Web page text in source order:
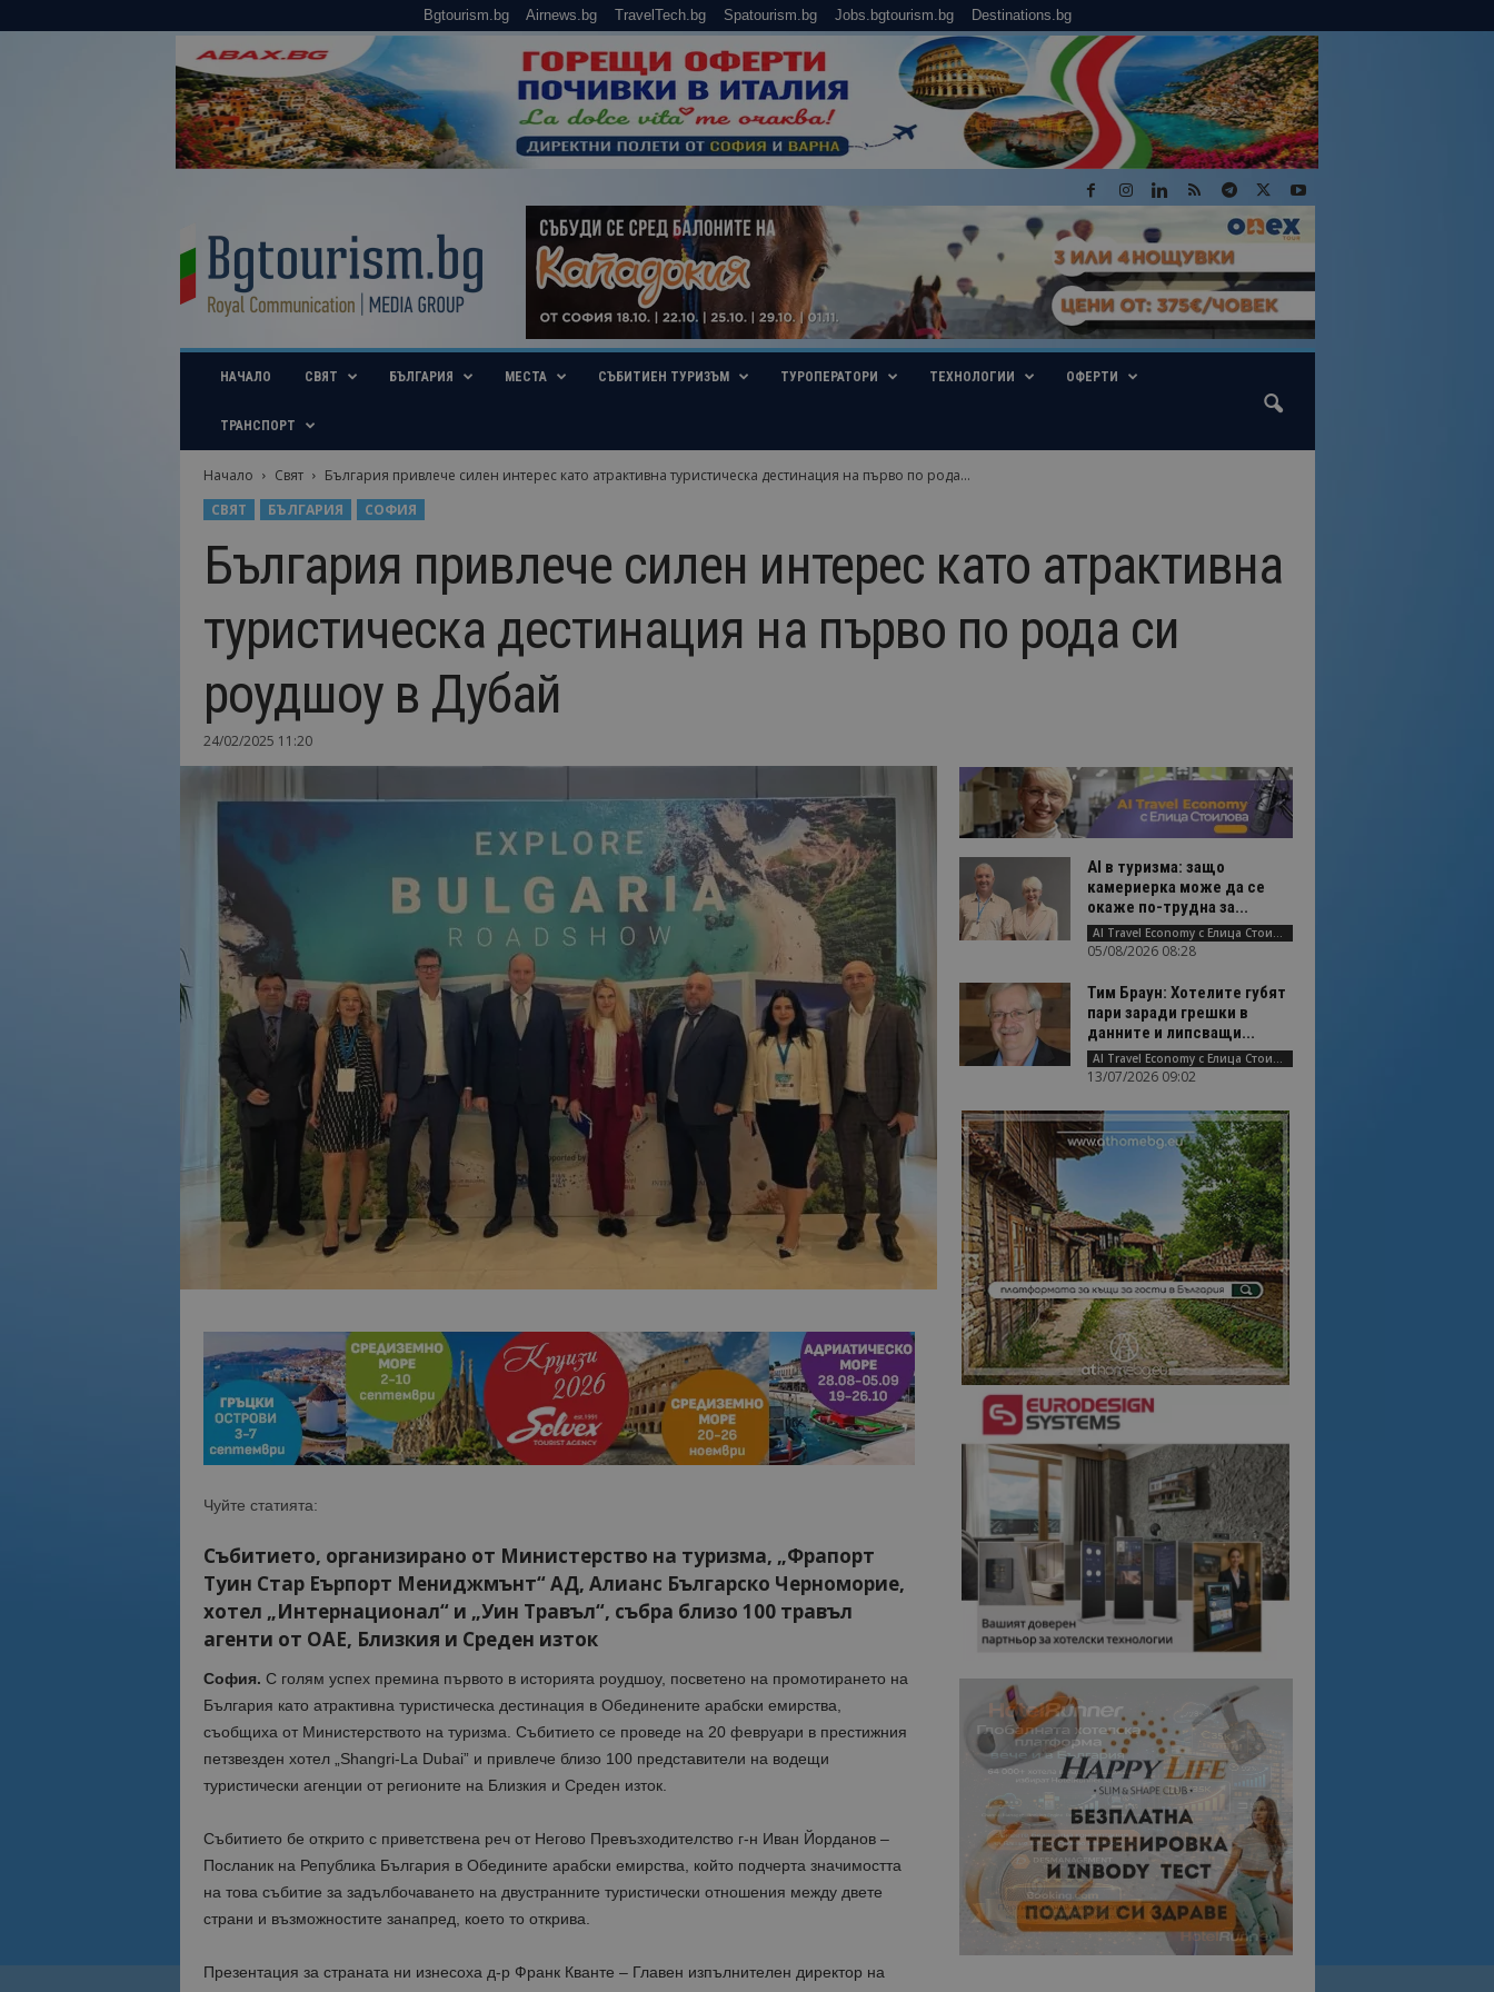
Bgtourism.bg Airnews.bg TravelTech.bg Spatourism.bg Jobs.bgtourism.bg Destinations.bg
u
i
b
а
!
НАЧАЛО СВЯТ БЪЛГАРИЯ МЕСТА СЪБИТИЕН ТУРИЗЪМ ТУРОПЕРАТОРИ ТЕХНОЛОГИИ ОФЕРТИ
ТРАНСПОРТ
Начало Свят
България привлече силен интерес като атрактивна туристическа дестинация на първо по рода...
СВЯТ
БЪЛГАРИЯ СОФИЯ
България привлече силен интерес като атрактивна
туристическа дестинация на първо по рода си
роудшоу в Дубай
24/02/2025 11:20
Чуйте статията:
Събитието, организирано от Министерство на туризма, „Фрапорт
Туин Стар Еърпорт Мениджмънт“ АД, Алианс Българско Черноморие,
хотел „Интернационал“ и „Уин Травъл“, събра близо 100 травъл
агенти от ОАЕ, Близкия и Среден изток
София. С голям успех премина първото в историята роудшоу, посветено на промотирането на
България като атрактивна туристическа дестинация в Обединените арабски емирства,
съобщиха от Министерството на туризма. Събитието се проведе на 20 февруари в престижния
петзвезден хотел „Shangri-La Dubai” и привлече близо 100 представители на водещи
туристически агенции от регионите на Близкия и Среден изток.
Събитието бе открито с приветствена реч от Негово Превъзходителство г-н Иван Йорданов –
Посланик на Република България в Обедините арабски емирства, който подчерта значимостта
на това събитие за задълбочаването на двустранните туристически отношения между двете
страни и възможностите занапред, което то открива.
Презентация за страната ни изнесоха д-р Франк Кванте – Главен изпълнителен директор на
AI в туризма: защо
камериерка може да се
окаже по-трудна за...
AI Travel Economy с Елица Стоилова
05/08/2026 08:28
Тим Браун: Хотелите губят
пари заради грешки в
данните и липсващи...
AI Travel Economy с Елица Стоилова
13/07/2026 09:02